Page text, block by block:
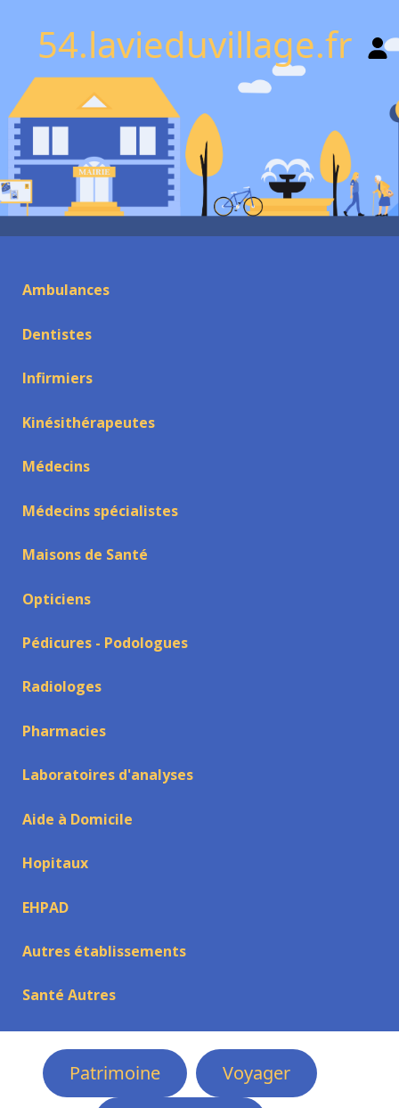
54.lavieduvillage.fr
Ambulances
Dentistes
Infirmiers
Kinésithérapeutes
Médecins
Médecins spécialistes
Maisons de Santé
Opticiens
Pédicures - Podologues
Radiologes
Pharmacies
Laboratoires d'analyses
Aide à Domicile
Hopitaux
EHPAD
Autres établissements
Santé Autres
Patrimoine
Voyager